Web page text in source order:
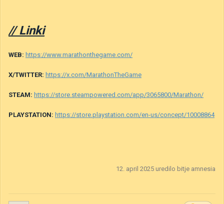
// Linki
WEB: https://www.marathonthegame.com/
X/TWITTER: https://x.com/MarathonTheGame
STEAM: https://store.steampowered.com/app/3065800/Marathon/
PLAYSTATION: https://store.playstation.com/en-us/concept/10008864
12. april 2025 uredilo bitje amnesia